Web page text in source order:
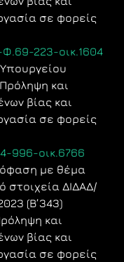
σε φορείς
Φ.69-223-οικ.1604
και
βίας και
σε φορείς
996-οικ.6766
με θέμα
στοιχεία ΔΙΔΑΔ/
(Β’343)
και
βίας και
σε φορείς